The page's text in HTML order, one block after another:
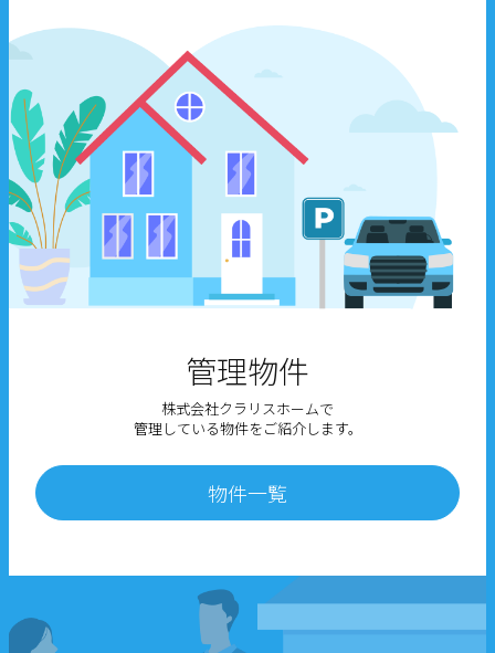
管理物件
株式会社クラリスホームで
管理している物件をご紹介します。
物件一覧